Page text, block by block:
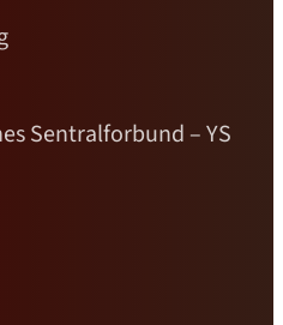
Sentralforbund – YS